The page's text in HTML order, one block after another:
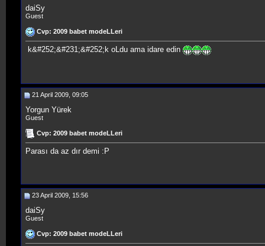
daiSy
Guest
Cvp: 2009 babet modeLLeri
k&#252;&#231;&#252;k oLdu ama idare edin
21 April 2009, 09:05
Yorgun Yürek
Guest
Cvp: 2009 babet modeLLeri
Parası da az dır demi :P
23 April 2009, 15:56
daiSy
Guest
Cvp: 2009 babet modeLLeri